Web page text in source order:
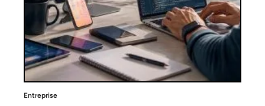
Entreprise